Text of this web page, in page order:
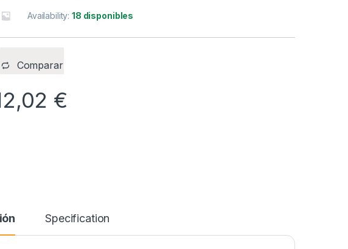
Availability:18 disponibles
Comparar
€
Specification